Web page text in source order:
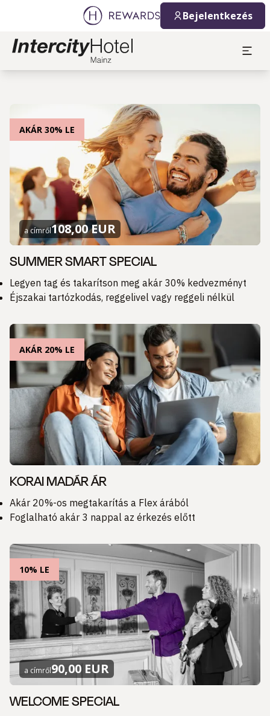
Bejelentkezés
AKÁR 30% LE
a címről108,00 EUR
SUMMER SMART SPECIAL
Legyen tag és takarítson meg akár 30% kedvezményt
Éjszakai tartózkodás, reggelivel vagy reggeli nélkül
AKÁR 20% LE
KORAI MADÁR ÁR
Akár 20%-os megtakarítás a Flex árából
Foglalható akár 3 nappal az érkezés előtt
10% LE
a címről90,00 EUR
WELCOME SPECIAL